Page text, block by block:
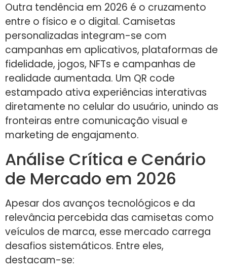
Outra tendência em 2026 é o cruzamento
entre o físico e o digital. Camisetas
personalizadas integram-se com
campanhas em aplicativos, plataformas de
fidelidade, jogos, NFTs e campanhas de
realidade aumentada. Um QR code
estampado ativa experiências interativas
diretamente no celular do usuário, unindo as
fronteiras entre comunicação visual e
marketing de engajamento.
Análise Crítica e Cenário
de Mercado em 2026
Apesar dos avanços tecnológicos e da
relevância percebida das camisetas como
veículos de marca, esse mercado carrega
desafios sistemáticos. Entre eles,
destacam-se: